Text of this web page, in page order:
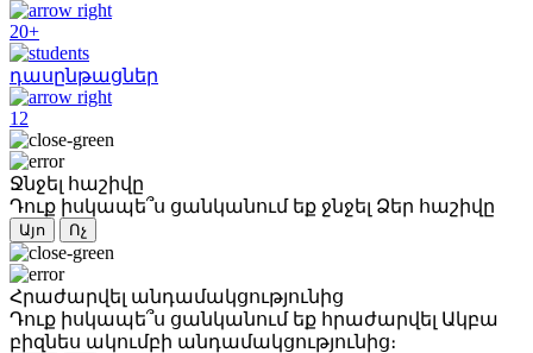
20+
դասընթացներ
12
Ջնջել հաշիվը
Դուք իսկապե՞ս ցանկանում եք ջնջել Ձեր հաշիվը
Այո Ոչ
Հրաժարվել անդամակցությունից
Դուք իսկապե՞ս ցանկանում եք հրաժարվել Ակբա
բիզնես ակումբի անդամակցությունից։